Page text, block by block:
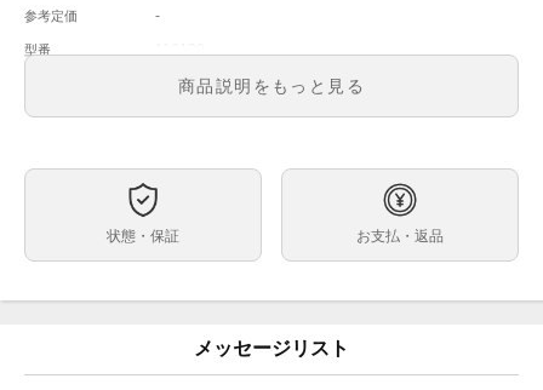
参考定価 -
型番
メンズ
文字盤 ホワイト
36ｍｍ
ケース素材 イエローゴールド
リーンプライスタグ・クロノメータータグ
状態
・F番シリアル（2003～2004年頃製造品）
商品説明をもっと見る
状態・保証 お支払・返品
メッセージリスト